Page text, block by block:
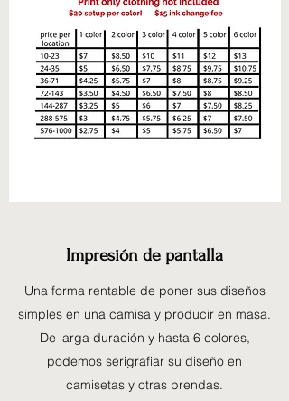
Impresión de pantalla
Una forma rentable de poner sus diseños
simples en una camisa y producir en masa.
De larga duración y hasta 6 colores,
podemos serigrafiar su diseño en
camisetas y otras prendas.